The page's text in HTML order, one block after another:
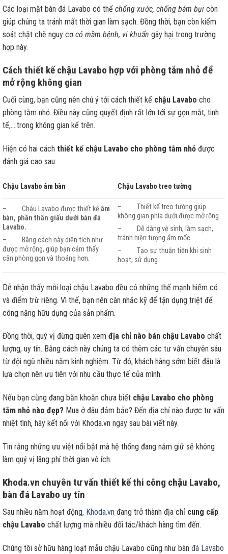
Các loại mặt bàn đá Lavabo có thể chống xước, chống bám bụi còn
giúp chúng ta tránh mất thời gian làm sạch. Đồng thời, bạn còn kiểm
soát chặt chẽ nguy cơ có mầm bệnh, vi khuẩn gây hại trong trường
hợp này.
Cách thiết kế chậu Lavabo hợp với phòng tắm nhỏ để
mở rộng không gian
Cuối cùng, bạn cũng nên chú ý tới cách thiết kế chậu Lavabo cho
phòng tắm nhỏ. Điều này cũng quyết định rất lớn tới sự gọn mắt, tinh
tế,….trong không gian kể trên.
Hiện có hai cách thiết kế chậu Lavabo cho phòng tắm nhỏ được
đánh giá cao sau:
Chậu Lavabo âm bàn Chậu Lavabo treo tường
– Chậu Lavabo được thiết kếâm
bàn, phần thân giấu dưới bàn đá
Lavabo.
– Bằng cách này diện tích như
được mở rộng, giúp bạn cảm thấy
căn phòng gọn và thoáng hơn.
– Thiết kế treo tường giúp
không gian phía dưới được mở rộng.
– Dễ dàng vệ sinh, làm sạch,
tránh hiện tượng ẩm mốc.
– Tạo sự thuận tiện khi sinh
hoạt, sử dụng.
Dễ nhận thấy mỗi loại chậu Lavabo đều có những thế mạnh hiếm có
và điểm trừ riêng. Vì thế, bạn nên cân nhắc kỹ để tận dụng triệt để
công năng hữu dụng của sản phẩm.
Đồng thời, quý vị đừng quên xem địa chỉ nào bán chậu Lavabo chất
lượng, uy tín. Bằng cách này chúng ta có thêm các tư vấn chuyên sâu
từ đội ngũ nhiều năm kinh nghiệm. Từ đó, khách hàng sớm biết đâu là
lựa chọn nên ưu tiên với nhu cầu thực tế của mình.
Nếu bạn cũng đang băn khoăn chưa biết chậu Lavabo cho phòng
tắm nhỏ nào đẹp? Mua ở đâu đảm bảo? Đến địa chỉ nào được tư vấn
nhiệt tình, hãy kết nối với Khoda.vn ngay sau bài viết này.
Tin rằng những ưu việt nổi bật mà hệ thống đang nắm giữ sẽ không
làm quý vị lãng phí thời gian vô ích.
Khoda.vn chuyên tư vấn thiết kế thi công chậu Lavabo,
bàn đá Lavabo uy tín
Sau nhiều năm hoạt động, Khoda.vn đang trở thành địa chỉ cung cấp
chậu Lavabo chất lượng mà nhiều đối tác/khách hàng tìm đến.
Chúng tôi sở hữu hàng loạt mẫu chậu Lavabo cũng như bàn đá Lavabo